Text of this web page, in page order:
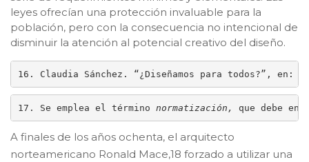
leyes ofrecían una protección invaluable para la
población, pero con la consecuencia no intencional de
disminuir la atención al potencial creativo del diseño.
16. Claudia Sánchez. “¿Diseñamos para todos?”, en:
17. Se emplea el término normatización, que debe
A finales de los años ochenta, el arquitecto
norteamericano Ronald Mace,18 forzado a utilizar una